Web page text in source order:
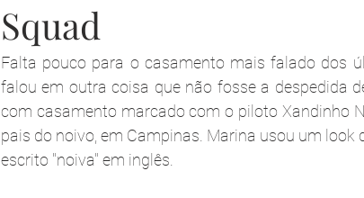
Squad
Falta pouco para o casamento mais falado dos
falou em outra coisa que não fosse a despedida
com casamento marcado com o piloto Xandinho
pais do noivo, em Campinas. Marina usou um look
escrito "noiva" em inglês.